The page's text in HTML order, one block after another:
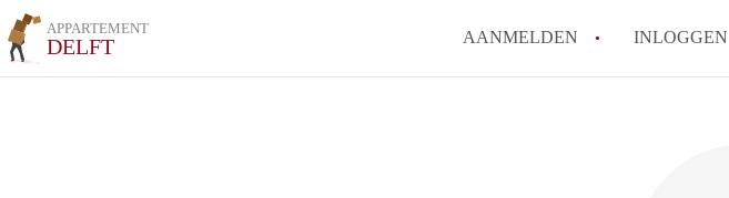
APPARTEMENT
DELFT AANMELDEN INLOGGEN